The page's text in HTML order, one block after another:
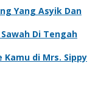
Yang Asyik Dan
Di Tengah
di Mrs. Sippy